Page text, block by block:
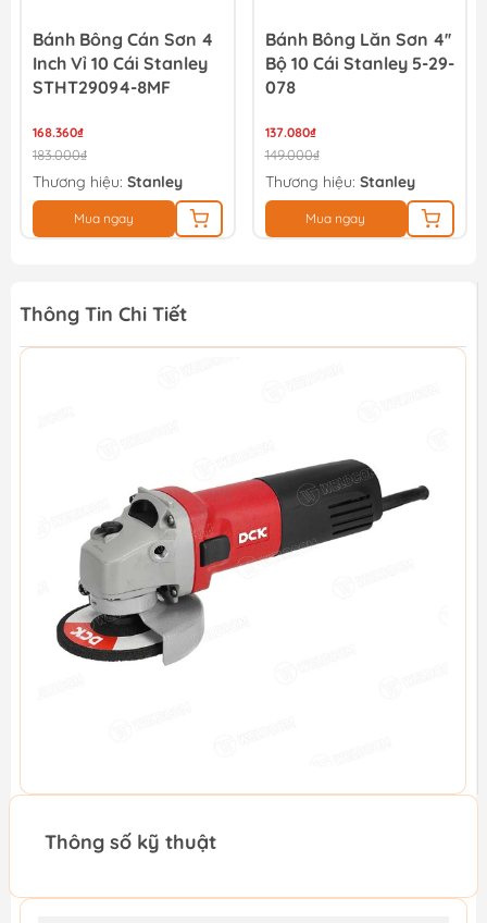
Bánh Bông Lăn Sơn 4''
Bộ 10 Cái Stanley 5-29-
078
137.080₫
149.000₫
Thương hiệu: Stanley
Mua ngay
Bánh Bông Lăn Sơn 4''
Bộ 10 Cái Stanley 5-29-
816
200.560₫
218.000₫
Thương hiệu: Stanley
Mua ngay
Thông Tin Chi Tiết
Thông số kỹ thuật